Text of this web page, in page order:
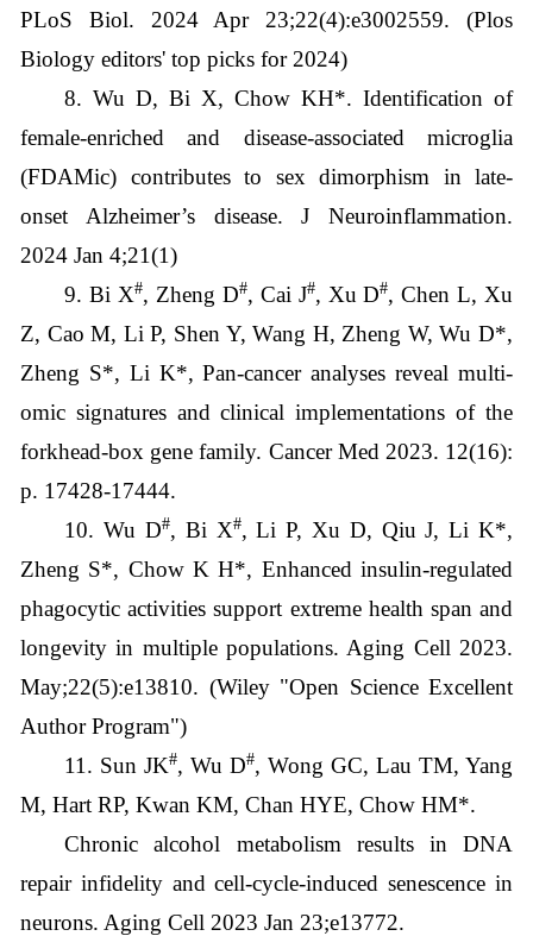
PLoS Biol. 2024 Apr 23;22(4):e3002559. (Plos
Biology editors' top picks for 2024)
8. Wu D, Bi X, Chow KH*. Identification of
female-enriched and disease-associated microglia
(FDAMic) contributes to sex dimorphism in late-
onset Alzheimer’s disease. J Neuroinflammation.
2024 Jan 4;21(1)
9. Bi X#, Zheng D#, Cai J#, Xu D#, Chen L, Xu
Z, Cao M, Li P, Shen Y, Wang H, Zheng W, Wu D*,
Zheng S*, Li K*, Pan-cancer analyses reveal multi-
omic signatures and clinical implementations of the
forkhead-box gene family. Cancer Med 2023. 12(16):
p. 17428-17444.
10. Wu D#, Bi X#, Li P, Xu D, Qiu J, Li K*,
Zheng S*, Chow K H*, Enhanced insulin-regulated
phagocytic activities support extreme health span and
longevity in multiple populations. Aging Cell 2023.
May;22(5):e13810. (Wiley "Open Science Excellent
Author Program")
11. Sun JK#, Wu D#, Wong GC, Lau TM, Yang
M, Hart RP, Kwan KM, Chan HYE, Chow HM*.
Chronic alcohol metabolism results in DNA
repair infidelity and cell-cycle-induced senescence in
neurons. Aging Cell 2023 Jan 23;e13772.